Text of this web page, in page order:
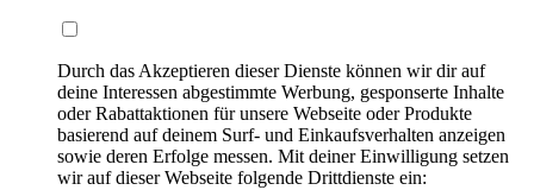
Durch das Akzeptieren dieser Dienste können wir dir auf
deine Interessen abgestimmte Werbung, gesponserte Inhalte
oder Rabattaktionen für unsere Webseite oder Produkte
basierend auf deinem Surf- und Einkaufsverhalten anzeigen
sowie deren Erfolge messen. Mit deiner Einwilligung setzen
wir auf dieser Webseite folgende Drittdienste ein: